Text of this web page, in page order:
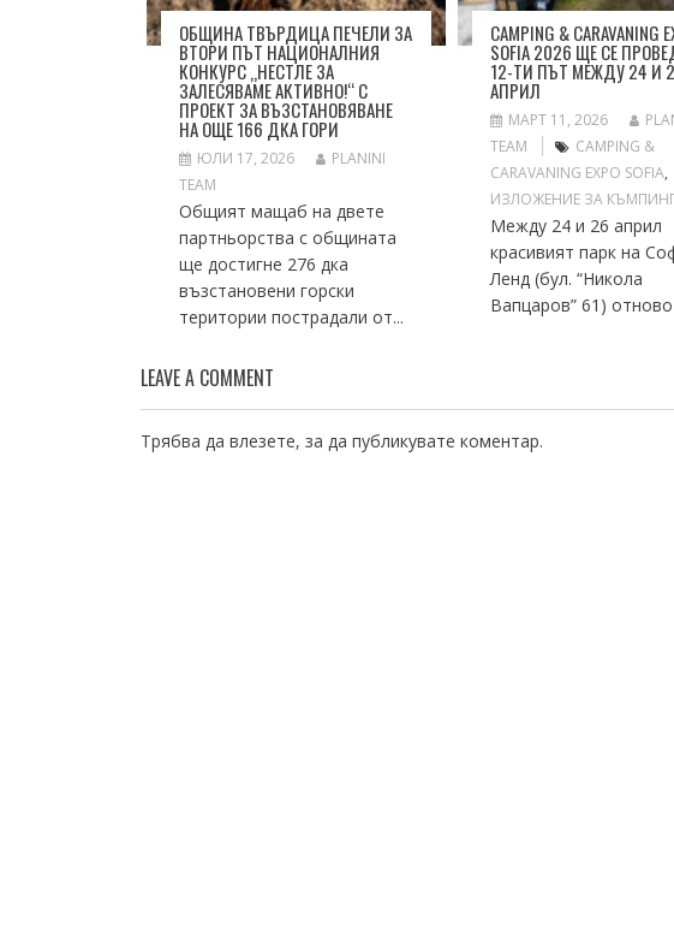
ОБЩИНА ТВЪРДИЦА ПЕЧЕЛИ ЗА
ВТОРИ ПЪТ НАЦИОНАЛНИЯ
КОНКУРС „НЕСТЛЕ ЗА
ЗАЛЕСЯВАМЕ АКТИВНО!“ С
ПРОЕКТ ЗА ВЪЗСТАНОВЯВАНЕ
НА ОЩЕ 166 ДКА ГОРИ
ЮЛИ 17, 2026
PLANINI
TEAM
Общият мащаб на двете
партньорства с общината
ще достигне 276 дка
възстановени горски
територии пострадали от...
CAMPING & CARAVANING
SOFIA 2026 ЩЕ СЕ
12-ТИ ПЪТ МЕЖДУ 24 И
АПРИЛ
МАРТ 11, 2026
TEAM
CAMPING &
CARAVANING EXPO SOFIA,
ИЗЛОЖЕНИЕ ЗА
Между 24 и 26 април
красивият парк на
Ленд (бул. “Никола
Вапцаров” 61)
LEAVE A COMMENT
Трябва да влезете, за да публикувате коментар.